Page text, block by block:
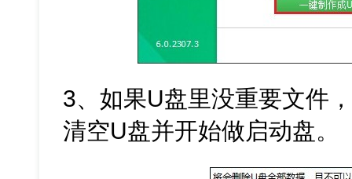
3、如果U盘里没重要文件
清空U盘并开始做启动盘。